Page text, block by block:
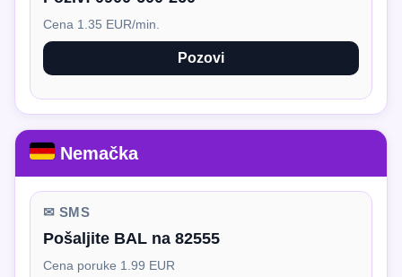
Cena 1.35 EUR/min.
Pozovi
Nemačka
✉ SMS
Pošaljite BAL na 82555
Cena poruke 1.99 EUR